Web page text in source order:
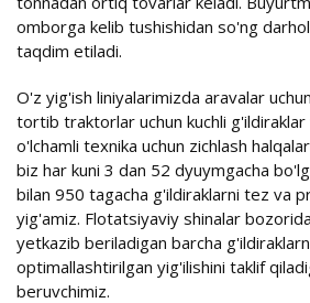
omborga kelib tushishidan so'ng
taqdim etiladi.
O'z yig'ish liniyalarimizda aravalar
tortib traktorlar uchun kuchli
o'lchamli texnika uchun zichlash
biz har kuni 3 dan 52 dyuymgacha
bilan 950 tagacha g'ildiraklarni tez va
yig'amiz. Flotatsiyaviy shinalar
yetkazib beriladigan barcha
optimallashtirilgan yig'ilishini taklif
beruvchimiz.